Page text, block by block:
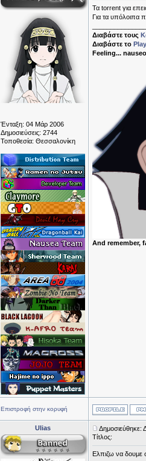
Ένταξη: 04 Μάρ 2006
Δημοσιεύσεις: 2744
Τοποθεσία: Θεσσαλονίκη
Τα torrent για
Για τα υπόλοιπα
Διαβάστε τους
Διαβάστε το
Feeling...
And remember,
Επιστροφή στην κορυφή
Ulias
Δημοσιεύθηκε:
Τίτλος:
Ελπιζω να δουμε